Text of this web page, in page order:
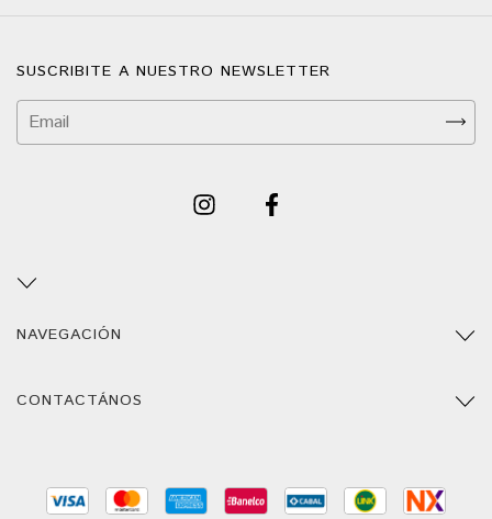
SUSCRIBITE A NUESTRO NEWSLETTER
NAVEGACIÓN
CONTACTÁNOS